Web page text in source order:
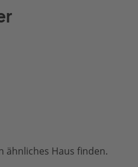
ähnliches Haus finden.